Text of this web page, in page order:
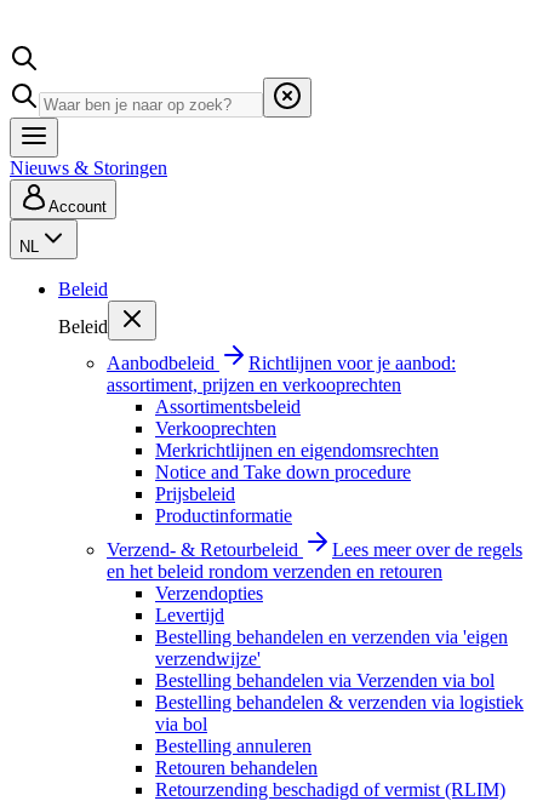
Nieuws & Storingen
Account
NL
Beleid
Beleid
Aanbodbeleid
Richtlijnen voor je aanbod:
assortiment, prijzen en verkooprechten
Assortimentsbeleid
Verkooprechten
Merkrichtlijnen en eigendomsrechten
Notice and Take down procedure
Prijsbeleid
Productinformatie
Verzend- & Retourbeleid
Lees meer over de regels
en het beleid rondom verzenden en retouren
Verzendopties
Levertijd
Bestelling behandelen en verzenden via 'eigen
verzendwijze'
Bestelling behandelen via Verzenden via bol
Bestelling behandelen & verzenden via logistiek
via bol
Bestelling annuleren
Retouren behandelen
Retourzending beschadigd of vermist (RLIM)